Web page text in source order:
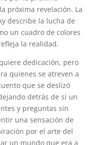
próxima revelación. La
describe la lucha de
un cuadro de colores
la realidad.
dedicación, pero
quienes se atreven a
que se deslizó
detrás de sí un
y preguntas sin
una sensación de
por el arte del
un mundo que era a